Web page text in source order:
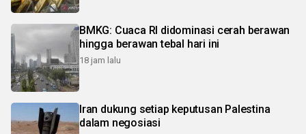
BMKG: Cuaca RI didominasi cerah berawan
hingga berawan tebal hari ini
18 jam lalu
Iran dukung setiap keputusan Palestina
dalam negosiasi